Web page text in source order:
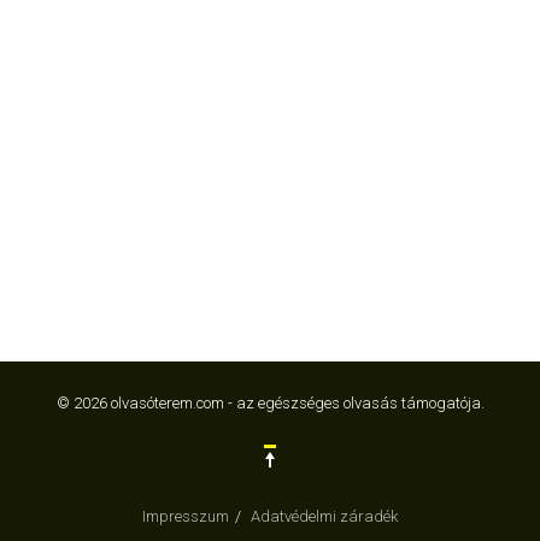
© 2026 olvasóterem.com - az egészséges olvasás támogatója.
Impresszum Adatvédelmi záradék